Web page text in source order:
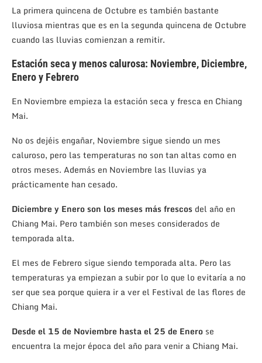
La primera quincena de Octubre es también bastante
lluviosa mientras que es en la segunda quincena de Octubre
cuando las lluvias comienzan a remitir.
Estación seca y menos calurosa: Noviembre, Diciembre,
Enero y Febrero
En Noviembre empieza la estación seca y fresca en Chiang
Mai.
No os dejéis engañar, Noviembre sigue siendo un mes
caluroso, pero las temperaturas no son tan altas como en
otros meses. Además en Noviembre las lluvias ya
prácticamente han cesado.
Diciembre y Enero son los meses más frescos del año en
Chiang Mai. Pero también son meses considerados de
temporada alta.
El mes de Febrero sigue siendo temporada alta. Pero las
temperaturas ya empiezan a subir por lo que lo evitaría a no
ser que sea porque quiera ir a ver el Festival de las flores de
Chiang Mai.
Desde el 15 de Noviembre hasta el 25 de Enero se
encuentra la mejor época del año para venir a Chiang Mai.